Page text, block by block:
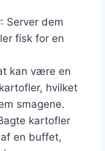
: Server dem
fisk for en
kan være en
hvilket
smagene.
kartofler
en buffet,